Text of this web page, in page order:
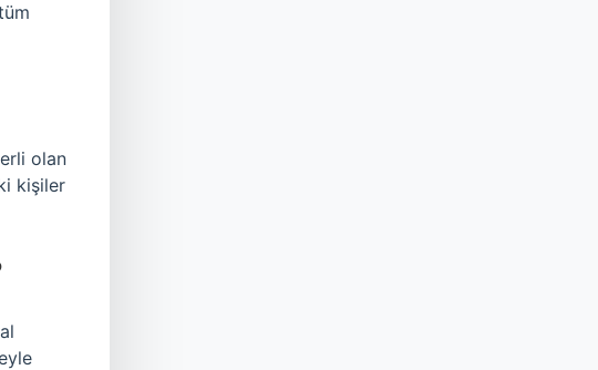
olan
kişiler